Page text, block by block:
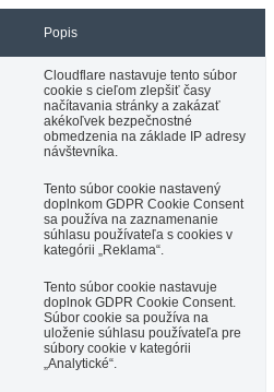
Popis
Cloudflare nastavuje tento súbor
cookie s cieľom zlepšiť časy
načítavania stránky a zakázať
akékoľvek bezpečnostné
obmedzenia na základe IP adresy
návštevníka.
Tento súbor cookie nastavený
doplnkom GDPR Cookie Consent
sa používa na zaznamenanie
súhlasu používateľa s cookies v
kategórii „Reklama“.
Tento súbor cookie nastavuje
doplnok GDPR Cookie Consent.
Súbor cookie sa používa na
uloženie súhlasu používateľa pre
súbory cookie v kategórii
„Analytické“.